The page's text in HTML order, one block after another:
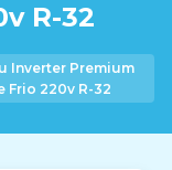
R-32
Inverter Premium
Frio 220v R-32